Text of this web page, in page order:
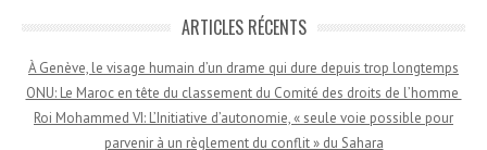
ARTICLES RÉCENTS
À Genève, le visage humain d’un drame qui dure depuis trop longtemps
ONU: Le Maroc en tête du classement du Comité des droits de l’homme
Roi Mohammed VI: L’Initiative d’autonomie, « seule voie possible pour
parvenir à un règlement du conflit » du Sahara